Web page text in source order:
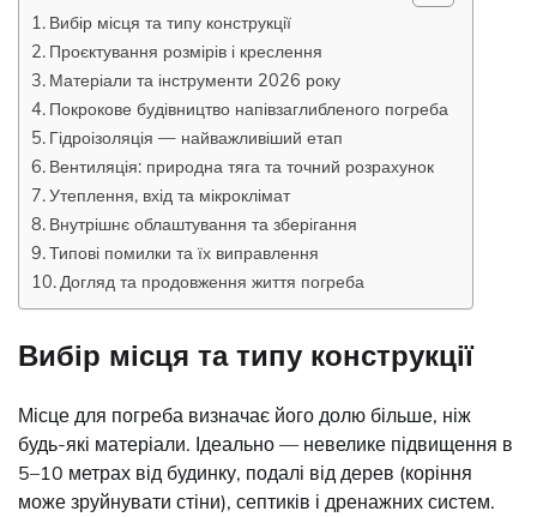
Вибір місця та типу конструкції
Проєктування розмірів і креслення
Матеріали та інструменти 2026 року
Покрокове будівництво напівзаглибленого погреба
Гідроізоляція — найважливіший етап
Вентиляція: природна тяга та точний розрахунок
Утеплення, вхід та мікроклімат
Внутрішнє облаштування та зберігання
Типові помилки та їх виправлення
Догляд та продовження життя погреба
Вибір місця та типу конструкції
Місце для погреба визначає його долю більше, ніж
будь-які матеріали. Ідеально — невелике підвищення в
5–10 метрах від будинку, подалі від дерев (коріння
може зруйнувати стіни), септиків і дренажних систем.